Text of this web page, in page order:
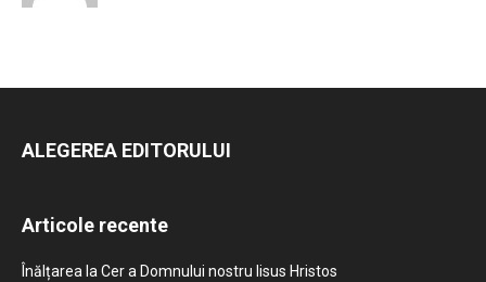
ALEGEREA EDITORULUI
Articole recente
Înălțarea la Cer a Domnului nostru Iisus Hristos